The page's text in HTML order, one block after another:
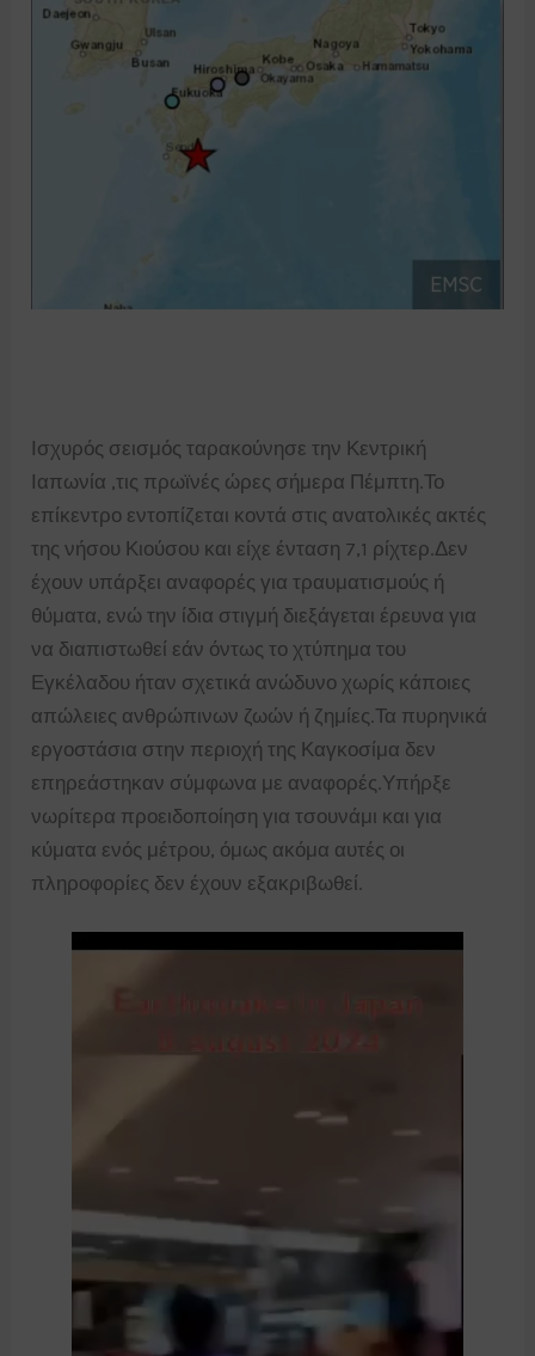
Ισχυρός σεισμός ταρακούνησε την Κεντρική
Ιαπωνία ,τις πρωϊνές ώρες σήμερα Πέμπτη.Το
επίκεντρο εντοπίζεται κοντά στις ανατολικές ακτές
της νήσου Κιούσου και είχε ένταση 7,1 ρίχτερ.Δεν
έχουν υπάρξει αναφορές για τραυματισμούς ή
θύματα, ενώ την ίδια στιγμή διεξάγεται έρευνα για
να διαπιστωθεί εάν όντως το χτύπημα του
Εγκέλαδου ήταν σχετικά ανώδυνο χωρίς κάποιες
απώλειες ανθρώπινων ζωών ή ζημίες.Τα πυρηνικά
εργοστάσια στην περιοχή της Καγκοσίμα δεν
επηρεάστηκαν σύμφωνα με αναφορές.Υπήρξε
νωρίτερα προειδοποίηση για τσουνάμι και για
κύματα ενός μέτρου, όμως ακόμα αυτές οι
πληροφορίες δεν έχουν εξακριβωθεί.